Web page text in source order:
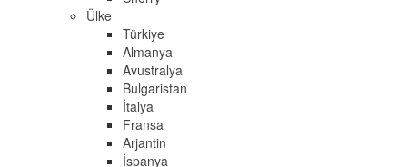
Ülke
Türkiye
Almanya
Avustralya
Bulgaristan
İtalya
Fransa
Arjantin
İspanya